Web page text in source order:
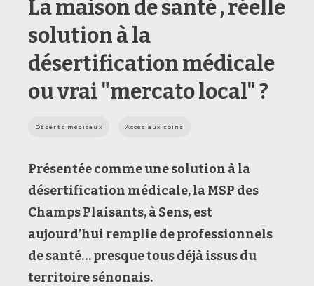
La maison de santé , réelle
solution à la
désertification médicale
ou vrai "mercato local" ?
Déserts médicaux Accès aux soins
Présentée comme une solution à la
désertification médicale, la MSP des
Champs Plaisants, à Sens, est
aujourd’hui remplie de professionnels
de santé… presque tous déjà issus du
territoire sénonais.